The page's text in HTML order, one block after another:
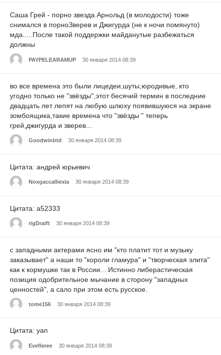
Саша Грей - пoрно звезда.Арнольд (в молодости) тоже
снимался в порнoЗверев и Джигурда (не к ночи помянуто)
мда.....После такой поддержки майданутые разбежаться
должны
PAYPELEARAMUP 30 января 2014 08:39
во все времена это были лицедеи,шуты,юродивые, кто
угодно только не "звёзды",этот бесячий термин в последние
двадцать лет лепят на любую шлюху появившуюся на экране
зомбоящика,такие времена что "звёзды " теперь
грей,джигурда и зверев...
Goodwinbtd 30 января 2014 08:39
Цитата: андрей юрьевич
Noxgaccalliexia 30 января 2014 08:39
Цитата: a52333
rigDraift 30 января 2014 08:39
с западными актерами ясно им "кто платит тот и музыку
заказывает" а наши то "короли гламура" и "творческая элита"
как к кормушке так в России... Истинно либерастическая
позиция одобрительное мычание в сторону "западных
ценностей", а сало при этом есть русское.
tome156 30 января 2014 08:39
Цитата: yan
Evefleree 30 января 2014 08:39